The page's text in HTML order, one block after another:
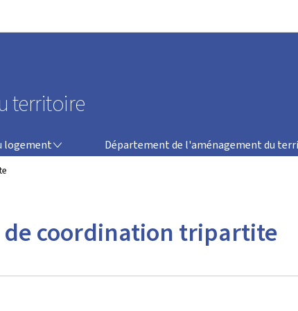
territoire
logement Département de l'aménagement du
DÉPARTEMENT DE L'AMÉNAGEMENT DU TERRITOIRE
de coordination tripartite